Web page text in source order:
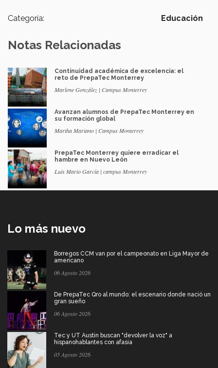
Categoría: Educación
Notas Relacionadas
Continuidad académica de excelencia: el
reto de PrepaTec Monterrey
Marlene González | Campus Monterrey
Avanzan alumnos de PrepaTec Monterrey en
su formación global
Martha Mariano | Campus Monterrey
PrepaTec Monterrey quiere erradicar el
hambre en Nuevo León
Luis Mario García | campus Monterrey
Lo más nuevo
Borregos CCM van por el campeonato en Liga Mayor de
americano
06 Agosto 2026
De PrepaTec Qro al mundo: el escenario donde nació un
gran sueño
06 Agosto 2026
Tec y UT Austin buscan "devolver la voz" a
hispanohablantes con afasia
05 Agosto 2026